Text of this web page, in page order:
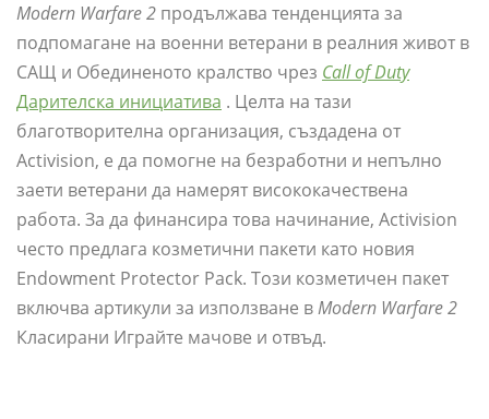
Modern Warfare 2 продължава тенденцията за
подпомагане на военни ветерани в реалния живот в
САЩ и Обединеното кралство чрез Call of Duty
Дарителска инициатива . Целта на тази
благотворителна организация, създадена от
Activision, е да помогне на безработни и непълно
заети ветерани да намерят висококачествена
работа. За да финансира това начинание, Activision
често предлага козметични пакети като новия
Endowment Protector Pack. Този козметичен пакет
включва артикули за използване вModern Warfare 2
Класирани Играйте мачове и отвъд.